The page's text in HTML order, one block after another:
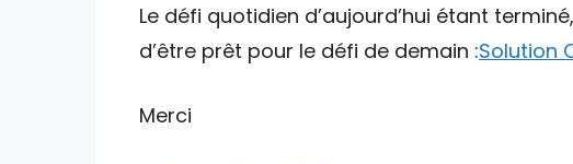
Le défi quotidien d’aujourd’hui étant
d’être prêt pour le défi de demain :Solution
Merci